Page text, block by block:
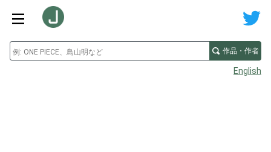
作品・作者
English